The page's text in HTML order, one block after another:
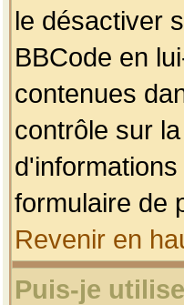
le désactiver
BBCode en
contenues
contrôle sur
formulaire de
Revenir en
Puis-je